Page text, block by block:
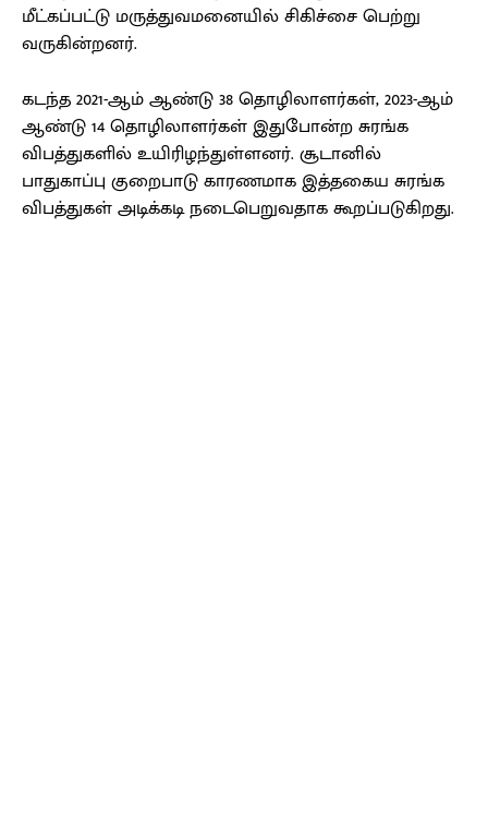
மீட்கப்பட்டு மருத்துவமனையில் சிகிச்சை பெற்று
வருகின்றனர்.
கடந்த 2021-ஆம் ஆண்டு 38 தொழிலாளர்கள், 2023-ஆம்
ஆண்டு 14 தொழிலாளர்கள் இதுபோன்ற சுரங்க
விபத்துகளில் உயிரிழந்துள்ளனர். சூடானில்
பாதுகாப்பு குறைபாடு காரணமாக இத்தகைய சுரங்க
விபத்துகள் அடிக்கடி நடைபெறுவதாக கூறப்படுகிறது.